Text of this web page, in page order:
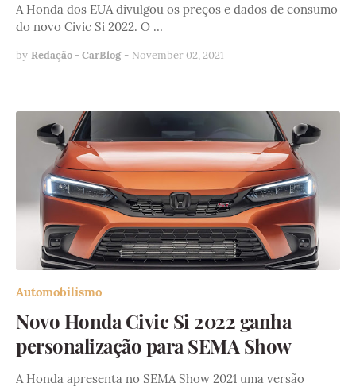
A Honda dos EUA divulgou os preços e dados de consumo
do novo Civic Si 2022. O …
by Redação - CarBlog - November 02, 2021
Automobilismo
Novo Honda Civic Si 2022 ganha
personalização para SEMA Show
A Honda apresenta no SEMA Show 2021 uma versão